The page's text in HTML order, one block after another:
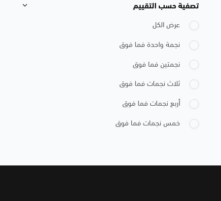
تجاوز [Cocoon] Course Filter (Rating)
تصفية حسب التقييم
عرض الكل
نجمة واحدة فما فوق
نجمتين فما فوق
ثلاث نجمات فما فوق
أربع نجمات فما فوق
خمس نجمات فما فوق